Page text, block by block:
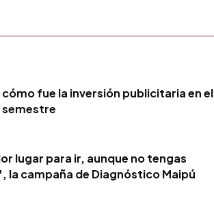
cómo fue la inversión publicitaria en el
lugar para ir, aunque no tengas
la campaña de Diagnóstico Maipú